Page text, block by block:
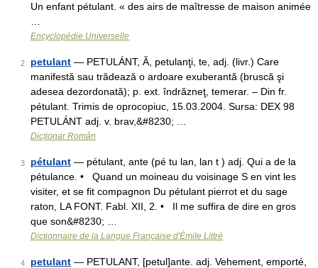
Un enfant pétulant. « des airs de maîtresse de maison animée
Encyclopédie Universelle
2 petulant — PETULÁNT, Ă, petulanţi, te, adj. (livr.) Care
manifestă sau trădează o ardoare exuberantă (bruscă şi
adesea dezordonată); p. ext. îndrăzneţ, temerar. – Din fr.
pétulant. Trimis de oprocopiuc, 15.03.2004. Sursa: DEX 98
PETULÁNT adj. v. brav,&#8230; …
Dicționar Român
3 pétulant — pétulant, ante (pé tu lan, lan t ) adj. Qui a de la
pétulance. • Quand un moineau du voisinage S en vint les
visiter, et se fit compagnon Du pétulant pierrot et du sage
raton, LA FONT. Fabl. XII, 2. • Il me suffira de dire en gros
que son&#8230; …
Dictionnaire de la Langue Française d'Émile Littré
4 petulant — PETULANT, [petul]ante. adj. Vehement, emporté,